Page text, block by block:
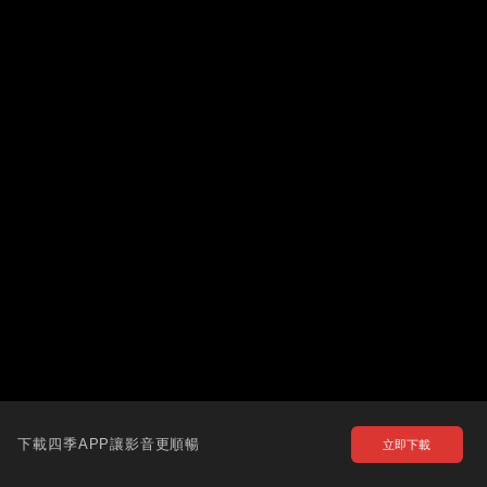
下載四季APP讓影音更順暢 立即下載